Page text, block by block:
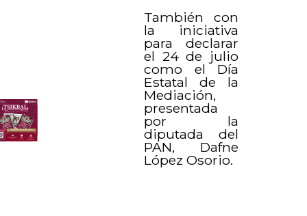
También con
la iniciativa
para declarar
el 24 de julio
como el Día
Estatal de la
Mediación,
presentada
por la
diputada del
PAN, Dafne
López Osorio.